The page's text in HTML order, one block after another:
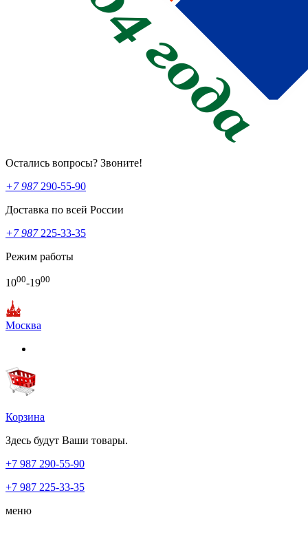
Остались вопросы? Звоните!
+7 987290-55-90
Доставка по всей России
+7 987225-33-35
Режим работы
1000-1900
Москва
Корзина
Здесь будут Ваши товары.
+7 987 290-55-90
+7 987 225-33-35
меню